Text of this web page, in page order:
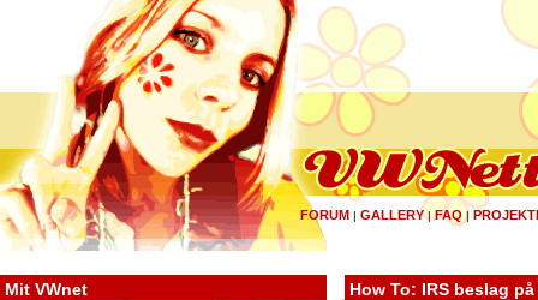
FORUM | GALLERY|FAQ |
Mit VWnet How To: IRS beslag